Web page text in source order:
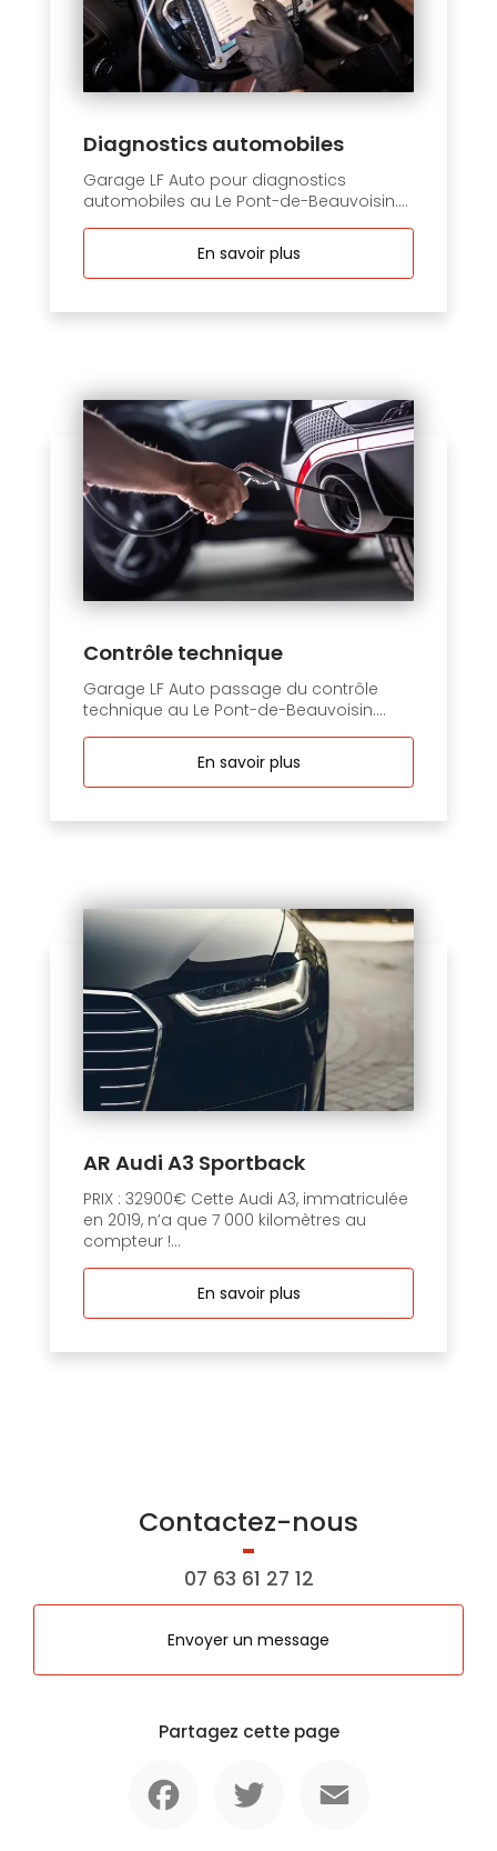
Diagnostics automobiles
Garage LF Auto pour diagnostics
automobiles au Le Pont-de-Beauvoisin....
En savoir plus
Contrôle technique
Garage LF Auto passage du contrôle
technique au Le Pont-de-Beauvoisin....
En savoir plus
AR Audi A3 Sportback
PRIX : 32900€ Cette Audi A3, immatriculée
en 2019, n’a que 7 000 kilomètres au
compteur !...
En savoir plus
Contactez-nous
07 63 61 27 12
Envoyer un message
Partagez cette page